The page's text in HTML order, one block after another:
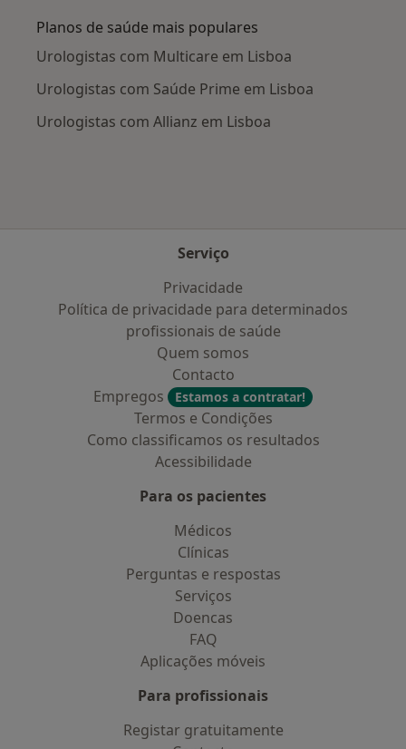
Planos de saúde mais populares
Urologistas com Multicare em Lisboa
Urologistas com Saúde Prime em Lisboa
Urologistas com Allianz em Lisboa
Serviço
Privacidade
Política de privacidade para determinados
profissionais de saúde
Quem somos
Contacto
Empregos
Estamos a contratar!
Termos e Condições
Como classificamos os resultados
Acessibilidade
Para os pacientes
Médicos
Clínicas
Perguntas e respostas
Serviços
Doencas
FAQ
Aplicações móveis
Para profissionais
Registar gratuitamente